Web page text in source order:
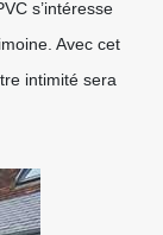
s’intéresse
Avec cet
intimité sera